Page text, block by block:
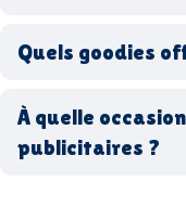
recyclés, fabriqués
biodégradables ou
Quels goodies
entreprise
À quelle
publicitaires ?